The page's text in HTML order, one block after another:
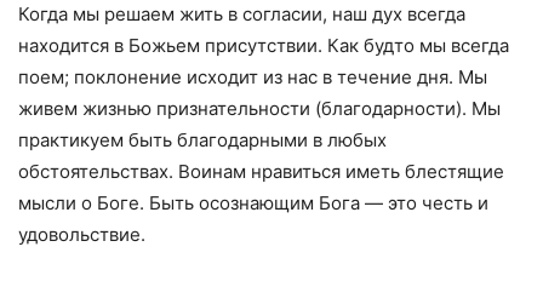
Когда мы решаем жить в согласии, наш дух всегда
находится в Божьем присутствии. Как будто мы всегда
поем; поклонение исходит из нас в течение дня. Мы
живем жизнью признательности (благодарности). Мы
практикуем быть благодарными в любых
обстоятельствах. Воинам нравиться иметь блестящие
мысли о Боге. Быть осознающим Бога — это честь и
удовольствие.